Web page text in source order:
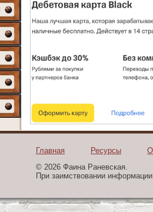
Главная Ресурсы
© 2026 Фаина Раневская.
При заимствовании